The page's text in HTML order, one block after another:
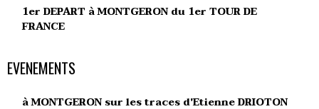
1er DEPART à MONTGERON du 1er TOUR DE
FRANCE
EVENEMENTS
à MONTGERON sur les traces d'Etienne DRIOTON